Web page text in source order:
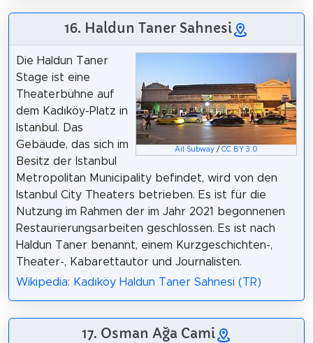
16. Haldun Taner Sahnesi
Ail Subway /CC BY 3.0
Die Haldun Taner
Stage ist eine
Theaterbühne auf
dem Kadıköy-Platz in
Istanbul. Das
Gebäude, das sich im
Besitz der Istanbul
Metropolitan Municipality befindet, wird von den
Istanbul City Theaters betrieben. Es ist für die
Nutzung im Rahmen der im Jahr 2021 begonnenen
Restaurierungsarbeiten geschlossen. Es ist nach
Haldun Taner benannt, einem Kurzgeschichten-,
Theater-, Kabarettautor und Journalisten.
Wikipedia: Kadıköy Haldun Taner Sahnesi (TR)
17. Osman Ağa Cami